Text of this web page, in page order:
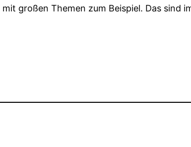
großen Themen zum Beispiel. Das sind